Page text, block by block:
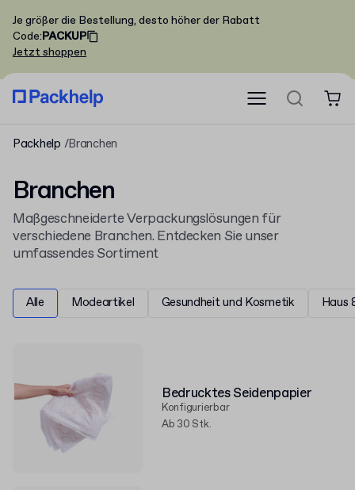
Je größer die Bestellung, desto höher der Rabatt
Code:PACKUP
Jetzt shoppen
Packhelp Branchen
Branchen
Maßgeschneiderte Verpackungslösungen für
verschiedene Branchen. Entdecken Sie unser
umfassendes Sortiment
Alle Modeartikel Gesundheit und Kosmetik Haus
Bedrucktes Seidenpapier
Konfigurierbar
Ab 30 Stk.